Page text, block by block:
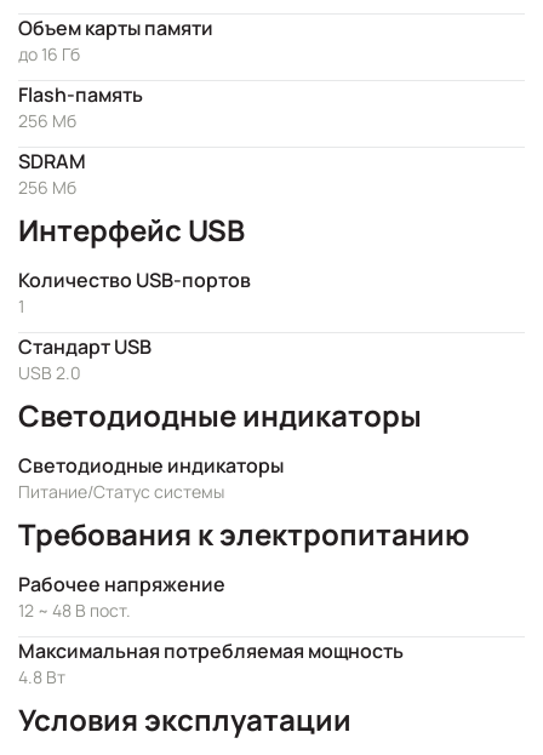
Объем карты памяти
до 16 Гб
Flash-память
256 Мб
SDRAM
256 Мб
Интерфейс USB
Количество USB-портов
1
Стандарт USB
USB 2.0
Светодиодные индикаторы
Светодиодные индикаторы
Питание/Статус системы
Требования к электропитанию
Рабочее напряжение
12 ~ 48 В пост.
Максимальная потребляемая мощность
4.8 Вт
Условия эксплуатации